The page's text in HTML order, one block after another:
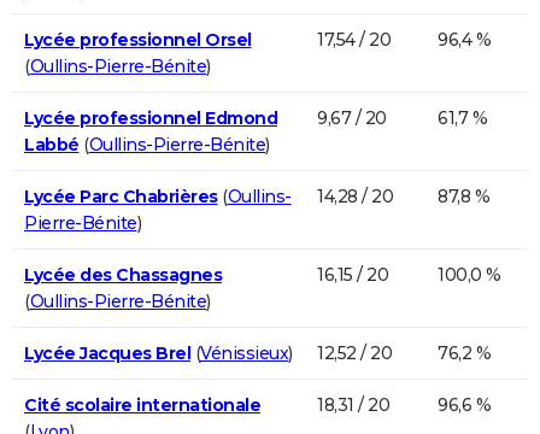
Lycée professionnel Orsel
(Oullins-Pierre-Bénite)
17,54 / 20 96,4 %
Lycée professionnel Edmond
Labbé (Oullins-Pierre-Bénite)
9,67 / 20 61,7 %
Lycée Parc Chabrières(Oullins-
Pierre-Bénite)
14,28 / 20 87,8 %
Lycée des Chassagnes
(Oullins-Pierre-Bénite)
16,15 / 20 100,0 %
Lycée Jacques Brel(Vénissieux) 12,52 / 20 76,2 %
Cité scolaire internationale
18,31 / 20 96,6 %